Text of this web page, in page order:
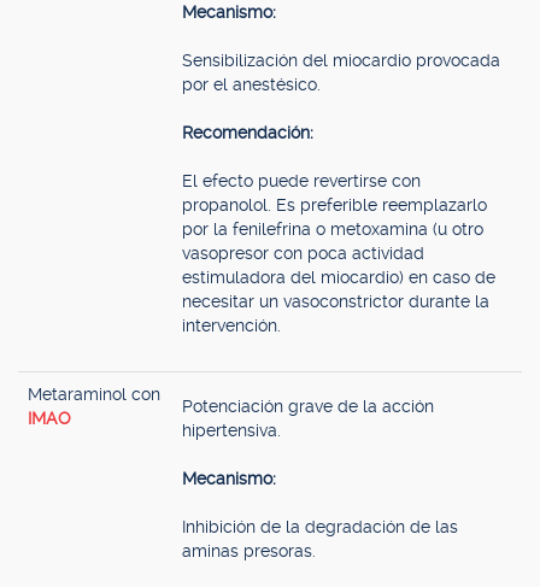
Mecanismo:
Sensibilización del miocardio provocada
por el anestésico.
Recomendación:
El efecto puede revertirse con
propanolol. Es preferible reemplazarlo
por la fenilefrina o metoxamina (u otro
vasopresor con poca actividad
estimuladora del miocardio) en caso de
necesitar un vasoconstrictor durante la
intervención.
Metaraminol con
IMAO
Potenciación grave de la acción
hipertensiva.
Mecanismo:
Inhibición de la degradación de las
aminas presoras.